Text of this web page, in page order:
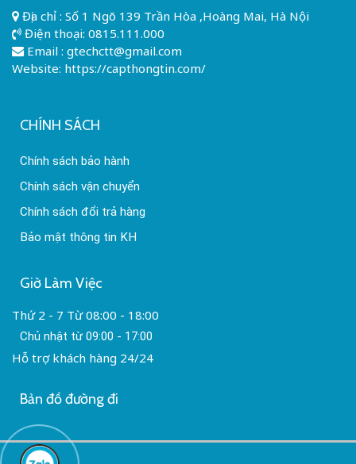
thông trên thị trường đều có sẵn loại cáp quang
này. Bạn cần lựa chọn được đơn vị cung cấp
đáng tin cậy có mức giá phù hợp để hợp tác.
Capthongtin.comlà một trong những đơn vị
cáp quang uy tín nhất trên thị trường. Chúng tôi
với kinh nghiệm lâu năm, khẳng định được vị thế
hiện nay. Với nhiều ưu điểm vượt trội của sản
đảm bảo người dùng sẽ cảm thấy hài lòng tuyệt
đối khi sử dụng.
Địa chỉ : Số 1 Ngõ 139 Trần Hòa ,Hoàng Mai, Hà Nội
Điện thoại: 0815.111.000
Email : gtechctt@gmail.com
Website: https://capthongtin.com/
CHÍNH SÁCH
Chính sách bảo hành
Chính sách vận chuyển
Chính sách đổi trả hàng
Bảo mật thông tin KH
Giờ Làm Việc
Thứ 2 - 7 Từ 08:00 - 18:00
Chủ nhật từ 09:00 - 17:00
Hỗ trợ khách hàng 24/24
Bản đồ đường đi